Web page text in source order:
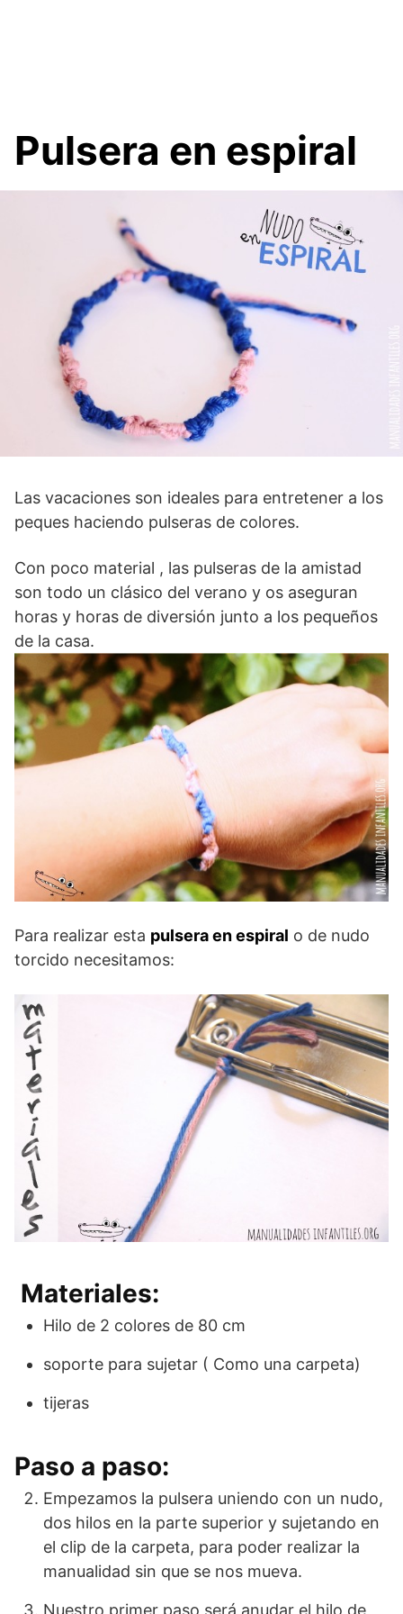
Pulsera en espiral
Las vacaciones son ideales para entretener a los
peques haciendo pulseras de colores.
Con poco material , las pulseras de la amistad
son todo un clásico del verano y os aseguran
horas y horas de diversión junto a los pequeños
de la casa.
Para realizar esta pulsera en espiral o de nudo
torcido necesitamos:
Materiales:
Hilo de 2 colores de 80 cm
soporte para sujetar ( Como una carpeta)
tijeras
Paso a paso:
Empezamos la pulsera uniendo con un nudo,
dos hilos en la parte superior y sujetando en
el clip de la carpeta, para poder realizar la
manualidad sin que se nos mueva.
Nuestro primer paso será anudar el hilo de